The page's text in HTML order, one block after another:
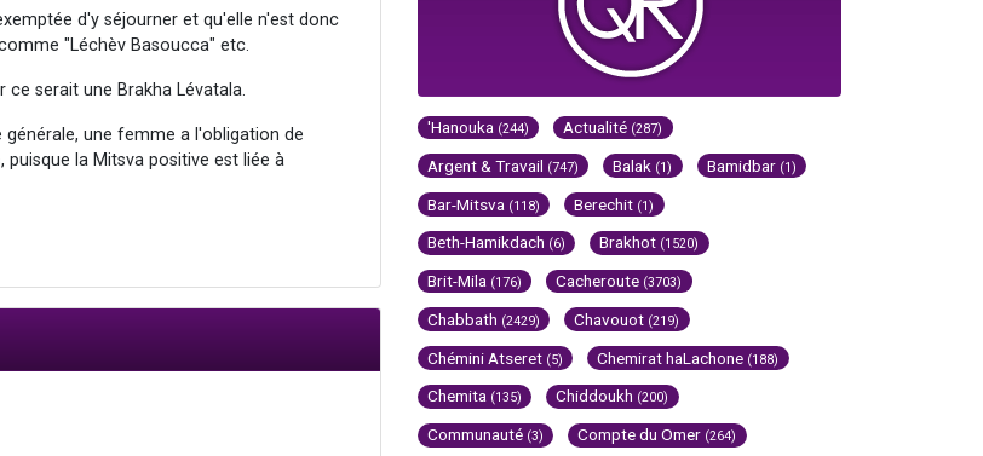
d'y séjourner et qu'elle n'est donc
"Léchèv Basoucca" etc.
serait une Brakha Lévatala.
une femme a l'obligation de
la Mitsva positive est liée à
'Hanouka (244) Actualité (287)
Argent & Travail (747) Balak (1) Bamidbar (1)
Bar-Mitsva (118) Berechit (1)
Beth-Hamikdach (6) Brakhot (1520)
Brit-Mila (176) Cacheroute (3703)
Chabbath (2429) Chavouot (219)
Chémini Atseret (5) Chemirat haLachone (188)
Chemita (135) Chiddoukh (200)
Communauté (3) Compte du Omer (264)